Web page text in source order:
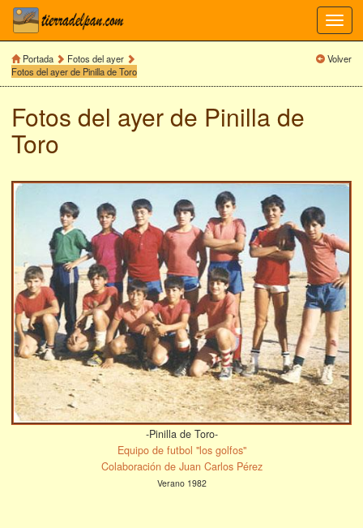
Portada
Fotos del ayer
Fotos del ayer de Pinilla de Toro
Volver
Fotos del ayer de Pinilla de
Toro
-Pinilla de Toro-
Equipo de futbol "los golfos"
Colaboración de Juan Carlos Pérez
Verano 1982